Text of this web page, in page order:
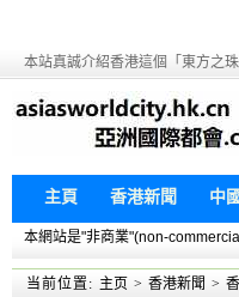
本站真誠介紹香港這個「東方之
主頁 香港新聞 中
本網站是"非商業"(non-
当前位置: 主页 > 香港新聞 >